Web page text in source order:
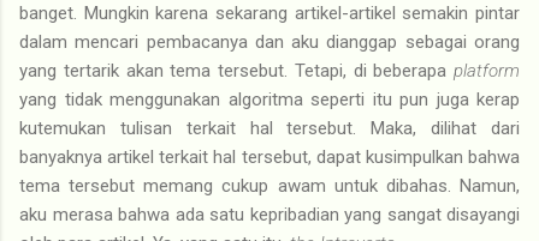
banget. Mungkin karena sekarang artikel-artikel semakin pintar
dalam mencari pembacanya dan aku dianggap sebagai orang
yang tertarik akan tema tersebut. Tetapi, di beberapa platform
yang tidak menggunakan algoritma seperti itu pun juga kerap
kutemukan tulisan terkait hal tersebut. Maka, dilihat dari
banyaknya artikel terkait hal tersebut, dapat kusimpulkan bahwa
tema tersebut memang cukup awam untuk dibahas. Namun,
aku merasa bahwa ada satu kepribadian yang sangat disayangi